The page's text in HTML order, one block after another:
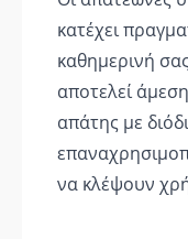
κατέχει
καθημερινή
αποτελεί
απάτης με
να κλέψουν